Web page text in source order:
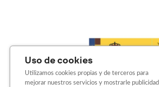
Uso de cookies
Utilizamos cookies propias y de terceros para
mejorar nuestros servicios y mostrarle publicidad